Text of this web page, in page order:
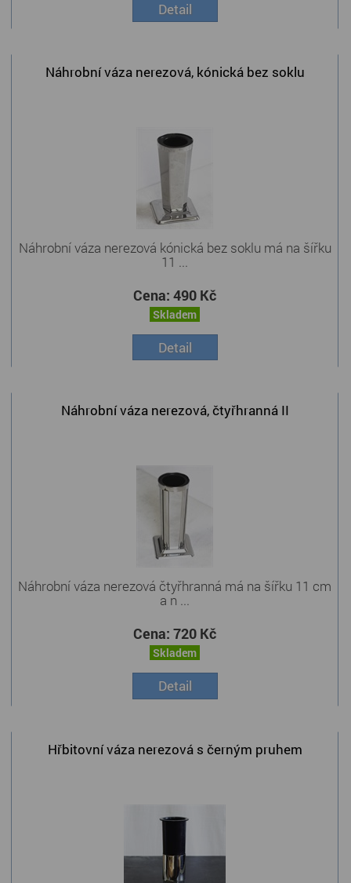
Detail
Náhrobní váza nerezová, kónická bez soklu
Náhrobní váza nerezová kónická bez soklu má na šířku
11 ...
Cena: 490 Kč
Skladem
Detail
Náhrobní váza nerezová, čtyřhranná II
Náhrobní váza nerezová čtyřhranná má na šířku 11 cm
a n ...
Cena: 720 Kč
Skladem
Detail
Hřbitovní váza nerezová s černým pruhem